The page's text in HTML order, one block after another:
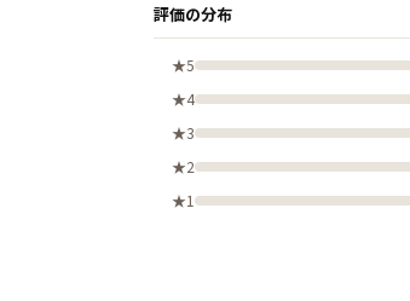
評価の分布
★5
★4
★3
★2
★1